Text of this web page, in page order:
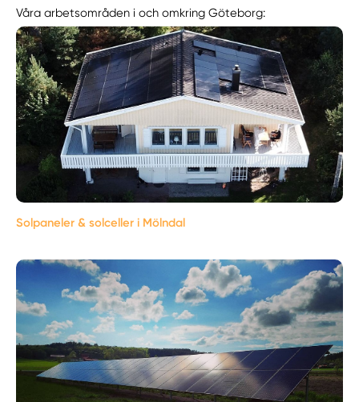
Våra arbetsområden i och omkring Göteborg:
Solpaneler & solceller i Mölndal